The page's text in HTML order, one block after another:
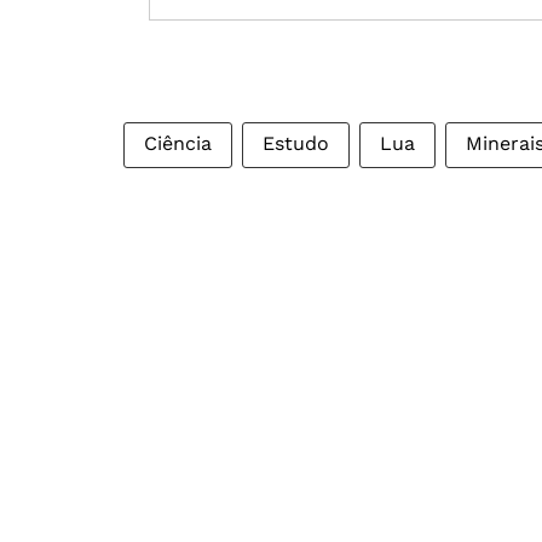
Ciência Estudo Lua